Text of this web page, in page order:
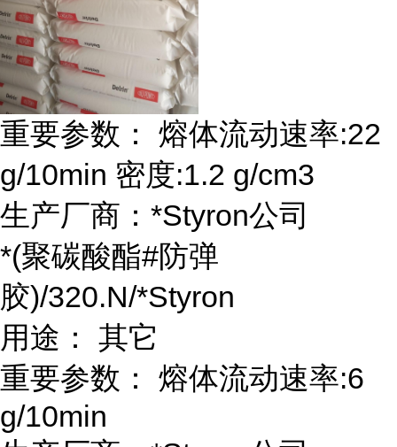
重要参数： 熔体流动速率:22
g/10min 密度:1.2 g/cm3
生产厂商：*Styron公司
*(聚碳酸酯#防弹
胶)/320.N/*Styron
用途： 其它
重要参数： 熔体流动速率:6
g/10min